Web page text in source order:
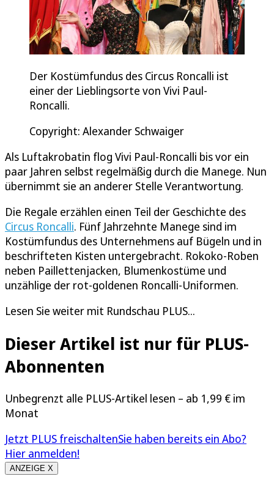
Der Kostümfundus des Circus Roncalli ist
einer der Lieblingsorte von Vivi Paul-
Roncalli.
Copyright: Alexander Schwaiger
Als Luftakrobatin flog Vivi Paul-Roncalli bis vor ein
paar Jahren selbst regelmäßig durch die Manege. Nun
übernimmt sie an anderer Stelle Verantwortung.
Die Regale erzählen einen Teil der Geschichte des
Circus Roncalli. Fünf Jahrzehnte Manege sind im
Kostümfundus des Unternehmens auf Bügeln und in
beschrifteten Kisten untergebracht. Rokoko-Roben
neben Paillettenjacken, Blumenkostüme und
unzählige der rot-goldenen Roncalli-Uniformen.
Lesen Sie weiter mit Rundschau PLUS...
Dieser Artikel ist nur für PLUS-
Abonnenten
Unbegrenzt alle PLUS-Artikel lesen – ab 1,99 € im
Monat
Jetzt PLUS freischaltenSie haben bereits ein Abo?
Hier anmelden!
ANZEIGE X